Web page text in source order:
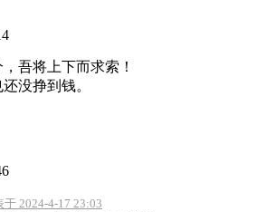
吾将上下而求索！
没挣到钱。
2024-4-17 23:03